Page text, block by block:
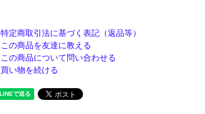
特定商取引法に基づく表記（返品等）
この商品を友達に教える
この商品について問い合わせる
買い物を続ける